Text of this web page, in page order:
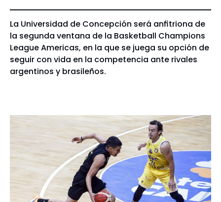
La Universidad de Concepción será anfitriona de
la segunda ventana de la Basketball Champions
League Americas, en la que se juega su opción de
seguir con vida en la competencia ante rivales
argentinos y brasileños.